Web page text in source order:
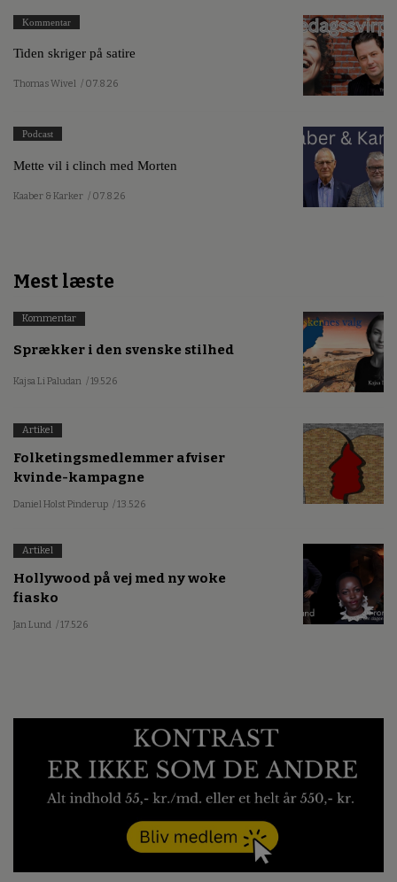
Kommentar
Tiden skriger på satire
Thomas Wivel / 07.8.26
Podcast
Mette vil i clinch med Morten
Kaaber & Karker / 07.8.26
Mest læste
Kommentar
Sprækker i den svenske stilhed
Kajsa Li Paludan / 19.5.26
Artikel
Folketingsmedlemmer afviser
kvinde-kampagne
Daniel Holst Pinderup / 13.5.26
Artikel
Hollywood på vej med ny woke
fiasko
Jan Lund / 17.5.26